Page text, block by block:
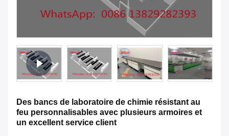
Des bancs de laboratoire de chimie résistant au
feu personnalisables avec plusieurs armoires et
un excellent service client